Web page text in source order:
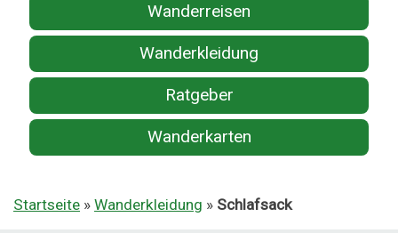
Wanderreisen
Wanderkleidung
Ratgeber
Wanderkarten
Startseite » Wanderkleidung » Schlafsack